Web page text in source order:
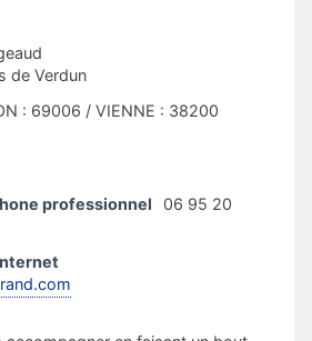
de Verdun
: 69006 / VIENNE : 38200
professionnel
06 95 20